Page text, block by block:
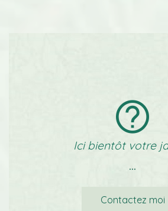
Ici bientôt votre
...
Contactez moi